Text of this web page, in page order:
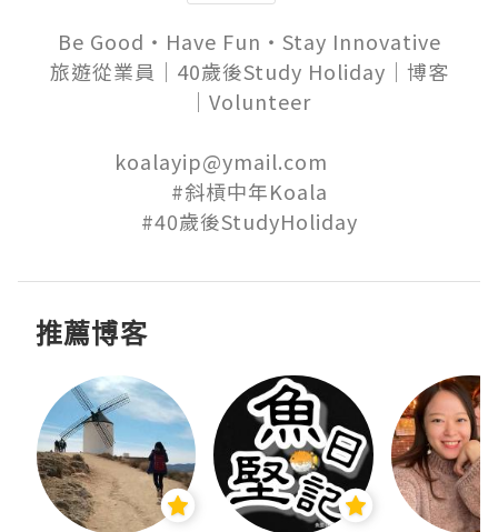
Be Good‧Have Fun‧Stay Innovative
旅遊從業員│40歲後Study Holiday│博客
│Volunteer
koalayip@ymail.com
#斜槓中年Koala
推薦博客